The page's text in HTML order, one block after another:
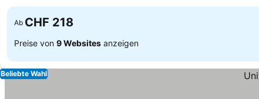
Ab CHF 218
Preise von 9 Websites anzeigen
Beliebte Wahl